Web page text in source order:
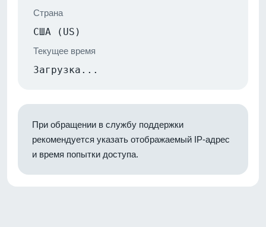
Страна
США (US)
Текущее время
Загрузка...
При обращении в службу поддержки
рекомендуется указать отображаемый IP-адрес
и время попытки доступа.